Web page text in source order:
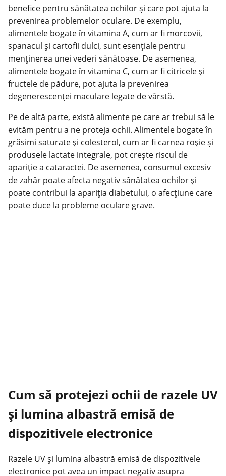
benefice pentru sănătatea ochilor și care pot ajuta la
prevenirea problemelor oculare. De exemplu,
alimentele bogate în vitamina A, cum ar fi morcovii,
spanacul și cartofii dulci, sunt esențiale pentru
menținerea unei vederi sănătoase. De asemenea,
alimentele bogate în vitamina C, cum ar fi citricele și
fructele de pădure, pot ajuta la prevenirea
degenerescenței maculare legate de vârstă.
Pe de altă parte, există alimente pe care ar trebui să le
evităm pentru a ne proteja ochii. Alimentele bogate în
grăsimi saturate și colesterol, cum ar fi carnea roșie și
produsele lactate integrale, pot crește riscul de
apariție a cataractei. De asemenea, consumul excesiv
de zahăr poate afecta negativ sănătatea ochilor și
poate contribui la apariția diabetului, o afecțiune care
poate duce la probleme oculare grave.
Cum să protejezi ochii de razele UV
și lumina albastră emisă de
dispozitivele electronice
Razele UV și lumina albastră emisă de dispozitivele
electronice pot avea un impact negativ asupra